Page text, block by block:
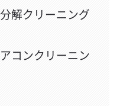
解クリーニング
コンクリーニン